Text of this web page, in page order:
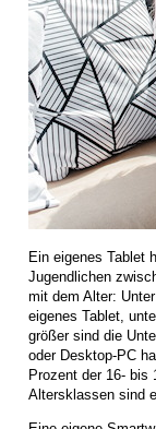
Ein eigenes Tablet
Jugendlichen
mit dem Alter:
eigenes Tablet,
größer sind die
oder Desktop-PC
Prozent der 16- bis
Altersklassen sind